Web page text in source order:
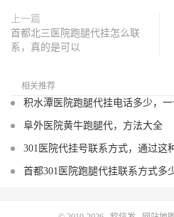
上一篇
首都北三医院跑腿代挂怎么联
系，真的是可以
相关推荐
积水潭医院跑腿代挂电话多少，
阜外医院黄牛跑腿代，方法大全
301医院代挂号联系方式，通过这
首都301医院跑腿代挂联系方式多